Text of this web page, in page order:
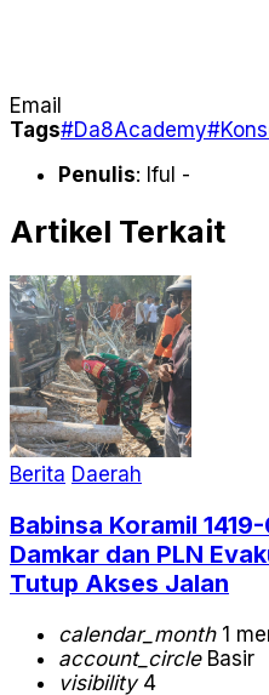
Email
Tags#Da8Academy
Penulis: Iful -
Artikel Terkait
Berita Daerah
Babinsa Koramil
Damkar dan PLN
Tutup Akses Jalan
calendar_month1
account_circleBasir
visibility4